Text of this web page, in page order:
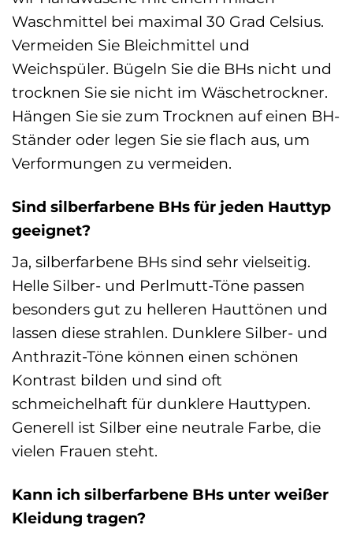
Waschmittel bei maximal 30 Grad Celsius.
Vermeiden Sie Bleichmittel und
Weichspüler. Bügeln Sie die BHs nicht und
trocknen Sie sie nicht im Wäschetrockner.
Hängen Sie sie zum Trocknen auf einen BH-
Ständer oder legen Sie sie flach aus, um
Verformungen zu vermeiden.
Sind silberfarbene BHs für jeden Hauttyp
geeignet?
Ja, silberfarbene BHs sind sehr vielseitig.
Helle Silber- und Perlmutt-Töne passen
besonders gut zu helleren Hauttönen und
lassen diese strahlen. Dunklere Silber- und
Anthrazit-Töne können einen schönen
Kontrast bilden und sind oft
schmeichelhaft für dunklere Hauttypen.
Generell ist Silber eine neutrale Farbe, die
vielen Frauen steht.
Kann ich silberfarbene BHs unter weißer
Kleidung tragen?